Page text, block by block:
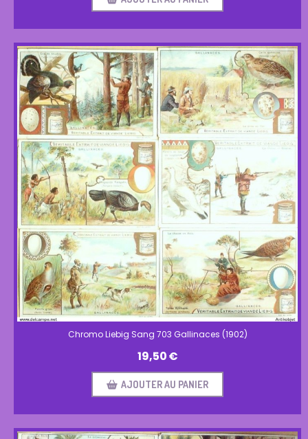
Chromo Liebig Sang 703 Gallinaces (1902)
19,50€
AJOUTER AU PANIER